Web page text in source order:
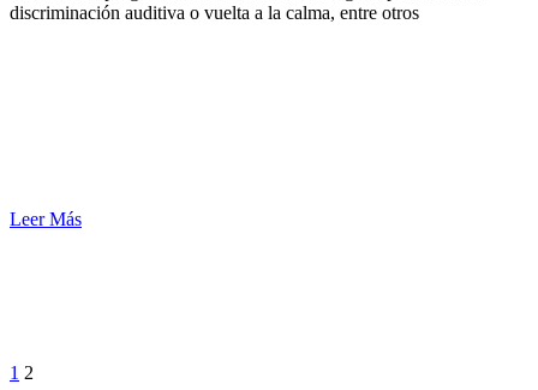
discriminación auditiva o vuelta a la calma, entre otros
Leer Más
1 2